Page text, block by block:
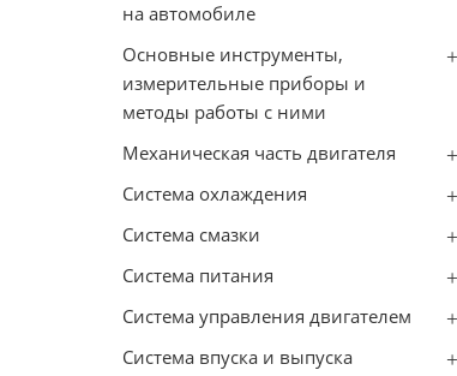
на автомобиле
Основные инструменты,
измерительные приборы и
методы работы с ними
Механическая часть двигателя
Система охлаждения
Система смазки
Система питания
Система управления двигателем
Система впуска и выпуска